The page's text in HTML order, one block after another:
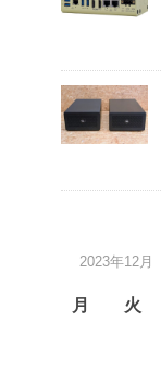
2023年12月
月 火